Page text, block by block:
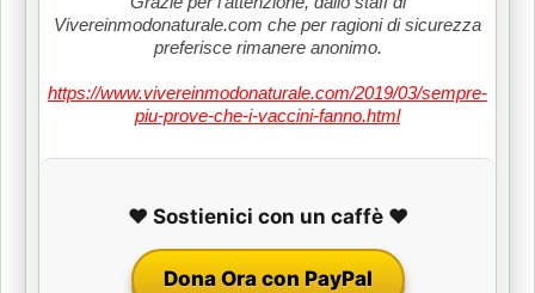
Vivereinmodonaturale.com che per ragioni di sicurezza
preferisce rimanere anonimo.
https://www.vivereinmodonaturale.com/2019/03/sempre-
piu-prove-che-i-vaccini-fanno.html
❤️ Sostienici con un caffè ❤️
Dona Ora con PayPal